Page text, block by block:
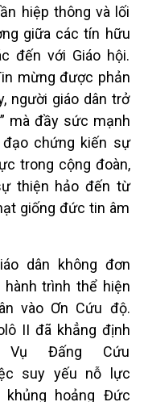
hiệp thông và lối
giữa các tín hữu
đến với Giáo hội.
mừng được phản
người giáo dân trở
mà đầy sức mạnh
chứng kiến sự
trong cộng đoàn,
thiện hảo đến từ
giống đức tin âm
dân không đơn
trình thể hiện
vào Ơn Cứu độ.
II đã khẳng định
Đấng Cứu
suy yếu nỗ lực
hoảng Đức